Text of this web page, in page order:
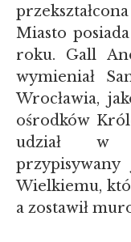
Miasto
roku. Gall
wymieniał
Wrocławia,
ośrodków
udział w
Wielkiemu,
a zostawił